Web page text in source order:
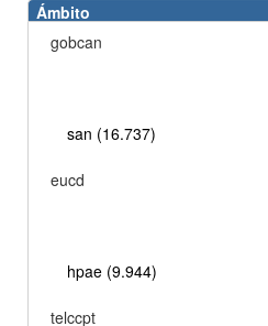
Ámbito
gobcan
san (16.737)
eucd
hpae (9.944)
telccpt